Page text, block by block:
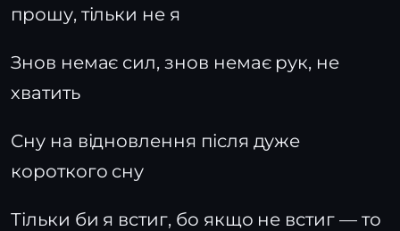
прошу, тільки не я
Знов немає сил, знов немає рук, не
хватить
Сну на відновлення після дуже
короткого сну
Тільки би я встиг, бо якщо не встиг — то